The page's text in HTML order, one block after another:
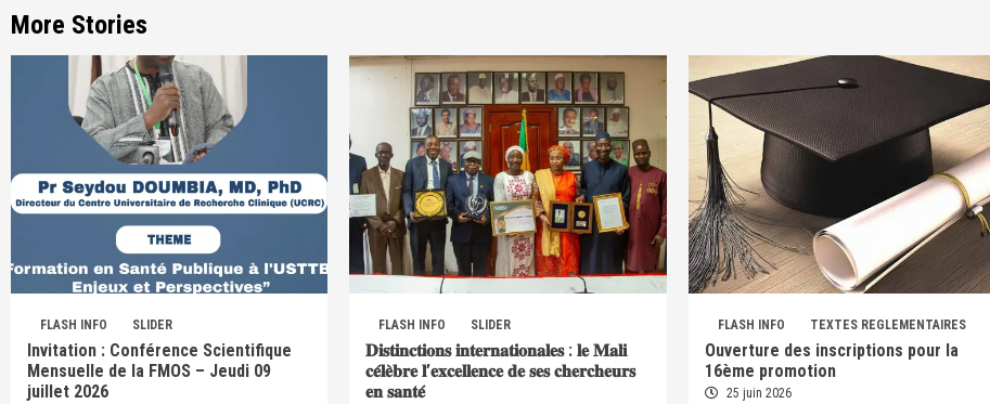
More Stories
FLASH INFO SLIDER
Invitation : Conférence Scientifique
Mensuelle de la FMOS – Jeudi 09
juillet 2026
FLASH INFO SLIDER
𝐃𝐢𝐬𝐭𝐢𝐧𝐜𝐭𝐢𝐨𝐧𝐬 𝐢𝐧𝐭𝐞𝐫𝐧𝐚𝐭𝐢𝐨𝐧𝐚𝐥𝐞𝐬 : 𝐥𝐞 𝐌𝐚𝐥𝐢
𝐜𝐞́𝐥𝐞̀𝐛𝐫𝐞 𝐥’𝐞𝐱𝐜𝐞𝐥𝐥𝐞𝐧𝐜𝐞 𝐝𝐞 𝐬𝐞𝐬 𝐜𝐡𝐞𝐫𝐜𝐡𝐞𝐮𝐫𝐬
𝐞𝐧 𝐬𝐚𝐧𝐭𝐞́
FLASH INFO TEXTES REGLEMENTAIRES
Ouverture des inscriptions pour la
16ème promotion
25 juin 2026